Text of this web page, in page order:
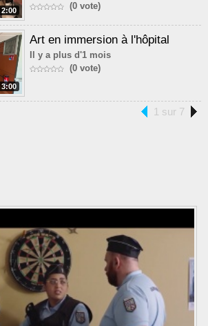
2:00
(0 vote)
3:00
Art en immersion à l'hôpital
Il y a plus d'1 mois
(0 vote)
1 sur 7